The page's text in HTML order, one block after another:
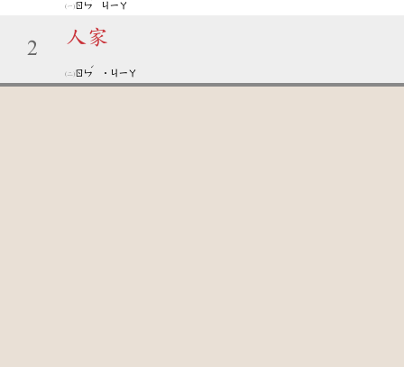
ㄖㄣ ㄐㄧㄚ
2
人家
ㄖㄣ
ˊ
˙ㄐㄧㄚ